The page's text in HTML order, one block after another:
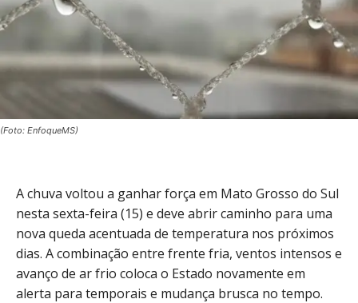
(Foto: EnfoqueMS)
A chuva voltou a ganhar força em Mato Grosso do Sul
nesta sexta-feira (15) e deve abrir caminho para uma
nova queda acentuada de temperatura nos próximos
dias. A combinação entre frente fria, ventos intensos e
avanço de ar frio coloca o Estado novamente em
alerta para temporais e mudança brusca no tempo.